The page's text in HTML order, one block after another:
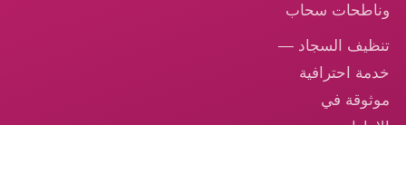
وناطحات سحاب
تنظيف السجاد —
خدمة احترافية
موثوقة في
الإمارات